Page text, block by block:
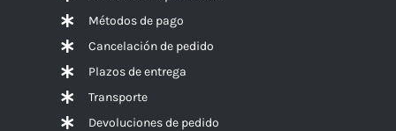
Métodos de pago
Cancelación de pedido
Plazos de entrega
Transporte
Devoluciones de pedido